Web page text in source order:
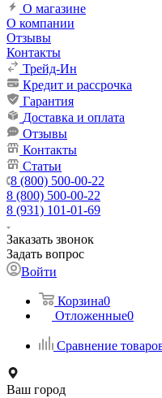
О магазине
О компании
Отзывы
Контакты
Трейд-Ин
Кредит и рассрочка
Гарантия
Доставка и оплата
Отзывы
Контакты
Статьи
8 (800) 500-00-22
8 (800) 500-00-22
8 (931) 101-01-69
Заказать звонок
Задать вопрос
Войти
Корзина0
Отложенные0
Сравнение
Ваш город